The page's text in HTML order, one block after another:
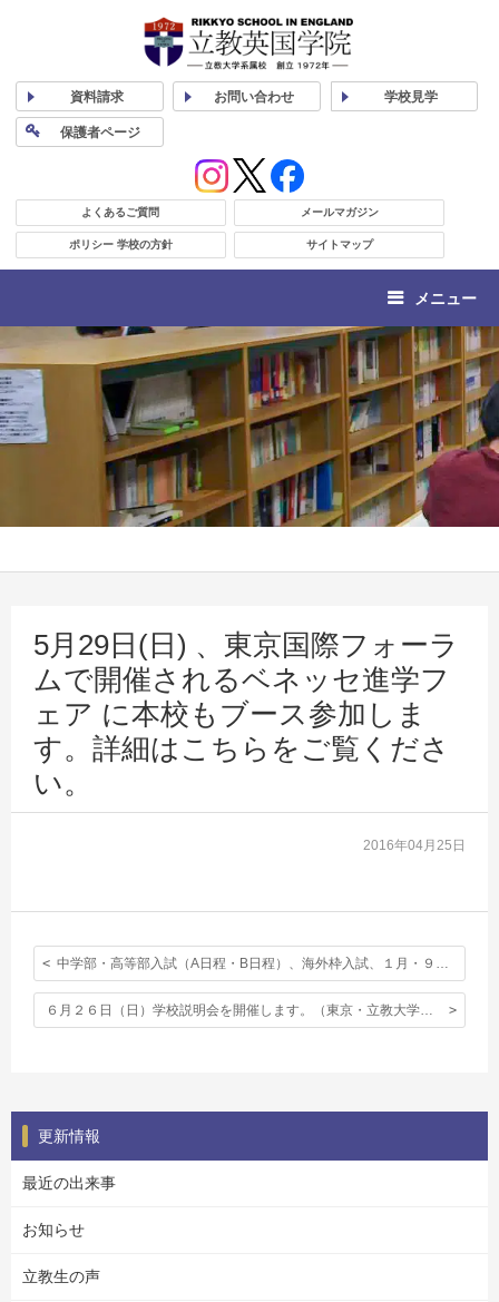
資料請求 お問い合わせ 学校見学
保護者ページ
よくあるご質問 メールマガジン
ポリシー 学校の方針 サイトマップ
メニュー
5月29日(日) 、東京国際フォーラ
ムで開催されるベネッセ進学フ
ェア に本校もブース参加しま
す。詳細はこちらをご覧くださ
い。
2016年04月25日
更新情報
最近の出来事
お知らせ
立教生の声